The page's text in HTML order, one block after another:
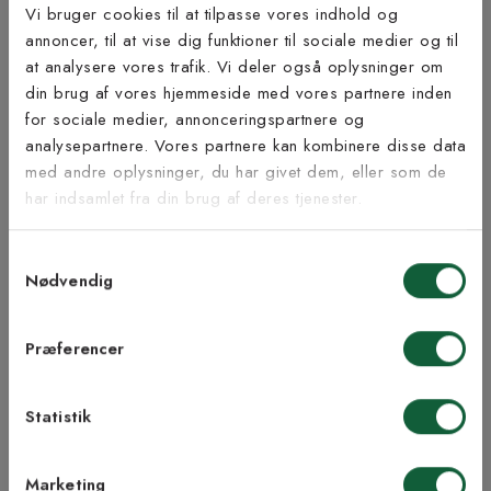
Vi bruger cookies til at tilpasse vores indhold og
annoncer, til at vise dig funktioner til sociale medier og til
at analysere vores trafik. Vi deler også oplysninger om
din brug af vores hjemmeside med vores partnere inden
for sociale medier, annonceringspartnere og
analysepartnere. Vores partnere kan kombinere disse data
med andre oplysninger, du har givet dem, eller som de
har indsamlet fra din brug af deres tjenester.
Nødvendig
Præferencer
Statistik
Marketing
Bæredygtighed
Inspiration fra @kilandsofficial
LIGNENDE PRODUKTER
Tilmeld dig vores
nyhedsbrev
Vær blandt de første til at modtage vores tilbud,
tips og nyheder.
modtage nyhedsbreve fra Kilands